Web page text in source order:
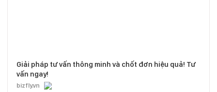
Giải pháp tư vấn thông minh và chốt đơn hiệu quả! Tư
vấn ngay!
bizfly.vn